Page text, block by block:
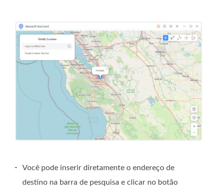
-
Você pode inserir diretamente o endereço de
destino na barra de pesquisa e clicar no botão